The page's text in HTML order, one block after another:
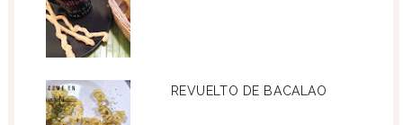
REVUELTO DE BACALAO